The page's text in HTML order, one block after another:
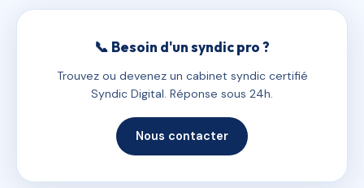
📞 Besoin d'un syndic pro ?
Trouvez ou devenez un cabinet syndic certifié
Syndic Digital. Réponse sous 24h.
Nous contacter